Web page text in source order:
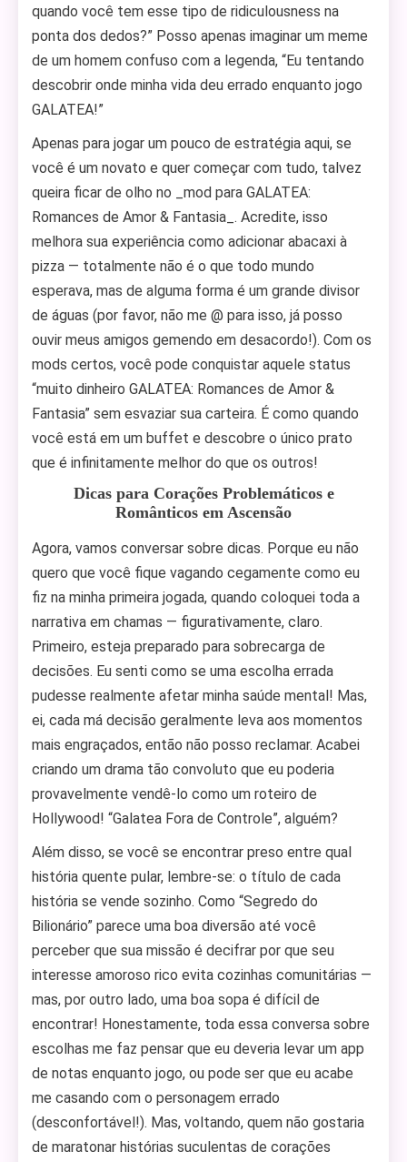
quando você tem esse tipo de ridiculousness na
ponta dos dedos?” Posso apenas imaginar um meme
de um homem confuso com a legenda, “Eu tentando
descobrir onde minha vida deu errado enquanto jogo
GALATEA!”
Apenas para jogar um pouco de estratégia aqui, se
você é um novato e quer começar com tudo, talvez
queira ficar de olho no _mod para GALATEA:
Romances de Amor & Fantasia_. Acredite, isso
melhora sua experiência como adicionar abacaxi à
pizza — totalmente não é o que todo mundo
esperava, mas de alguma forma é um grande divisor
de águas (por favor, não me @ para isso, já posso
ouvir meus amigos gemendo em desacordo!). Com os
mods certos, você pode conquistar aquele status
“muito dinheiro GALATEA: Romances de Amor &
Fantasia” sem esvaziar sua carteira. É como quando
você está em um buffet e descobre o único prato
que é infinitamente melhor do que os outros!
Dicas para Corações Problemáticos e
Românticos em Ascensão
Agora, vamos conversar sobre dicas. Porque eu não
quero que você fique vagando cegamente como eu
fiz na minha primeira jogada, quando coloquei toda a
narrativa em chamas — figurativamente, claro.
Primeiro, esteja preparado para sobrecarga de
decisões. Eu senti como se uma escolha errada
pudesse realmente afetar minha saúde mental! Mas,
ei, cada má decisão geralmente leva aos momentos
mais engraçados, então não posso reclamar. Acabei
criando um drama tão convoluto que eu poderia
provavelmente vendê-lo como um roteiro de
Hollywood! “Galatea Fora de Controle”, alguém?
Além disso, se você se encontrar preso entre qual
história quente pular, lembre-se: o título de cada
história se vende sozinho. Como “Segredo do
Bilionário” parece uma boa diversão até você
perceber que sua missão é decifrar por que seu
interesse amoroso rico evita cozinhas comunitárias —
mas, por outro lado, uma boa sopa é difícil de
encontrar! Honestamente, toda essa conversa sobre
escolhas me faz pensar que eu deveria levar um app
de notas enquanto jogo, ou pode ser que eu acabe
me casando com o personagem errado
(desconfortável!). Mas, voltando, quem não gostaria
de maratonar histórias suculentas de corações